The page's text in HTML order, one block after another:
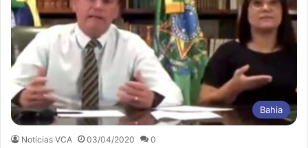
Bahia
Notícias VCA 03/04/2020 0